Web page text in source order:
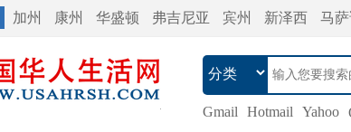
加州 康州 华盛顿 弗吉尼亚 宾州 新泽西 马
Gmail Hotmail Yahoo